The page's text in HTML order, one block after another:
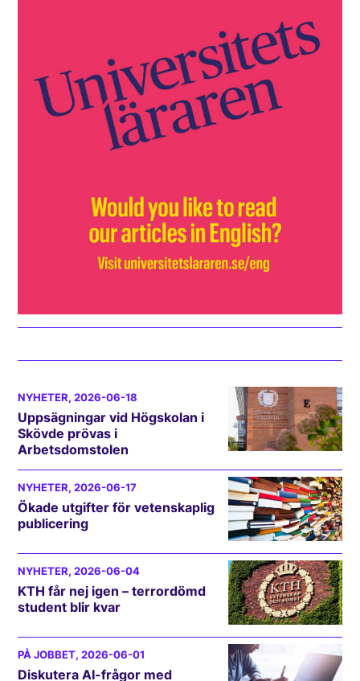
NYHETER, 2026-06-18
Uppsägningar vid Högskolan i
Skövde prövas i
Arbetsdomstolen
NYHETER, 2026-06-17
Ökade utgifter för vetenskaplig
publicering
NYHETER, 2026-06-04
KTH får nej igen – terrordömd
student blir kvar
PÅ JOBBET, 2026-06-01
Diskutera AI-frågor med